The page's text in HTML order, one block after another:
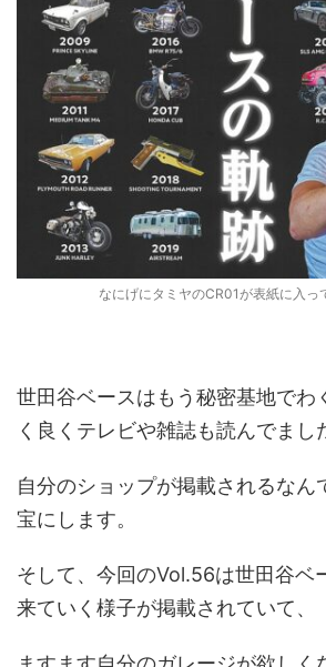
なにげにタミヤのCR01が表紙に入っ
世田谷ベースはもう秘密基地でわ
く良くテレビや雑誌も読んでまし
自分のショップが掲載されるなん
宝にします。
そして、今回のVol.56は世田谷ベ
来ていく様子が掲載されていて、